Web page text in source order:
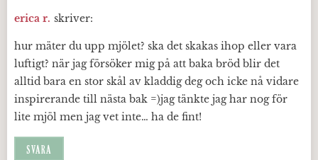
erica r. skriver:
hur mäter du upp mjölet? ska det skakas ihop eller vara
luftigt? när jag försöker mig på att baka bröd blir det
alltid bara en stor skål av kladdig deg och icke nå vidare
inspirerande till nästa bak =)jag tänkte jag har nog för
lite mjöl men jag vet inte… ha de fint!
SVARA